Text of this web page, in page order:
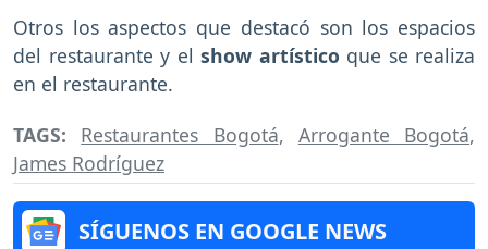
Otros los aspectos que destacó son los espacios
del restaurante y el show artístico que se realiza
en el restaurante.
TAGS: Restaurantes Bogotá, Arrogante Bogotá,
James Rodríguez
SÍGUENOS EN GOOGLE NEWS